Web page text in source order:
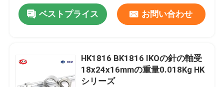
ベストプライス お問い合わせ
HK1816 BK1816 IKOの針の軸受
18x24x16mmの重量0.018Kg HK
シリーズ